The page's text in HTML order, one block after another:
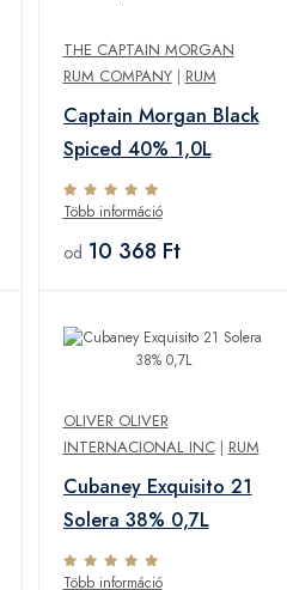
THE CAPTAIN MORGAN
RUM COMPANY| RUM
Captain Morgan Black
Spiced 40% 1,0L
Több információ
od 10 368 Ft
OLIVER OLIVER
INTERNACIONAL INC| RUM
Cubaney Exquisito 21
Solera 38% 0,7L
Több információ